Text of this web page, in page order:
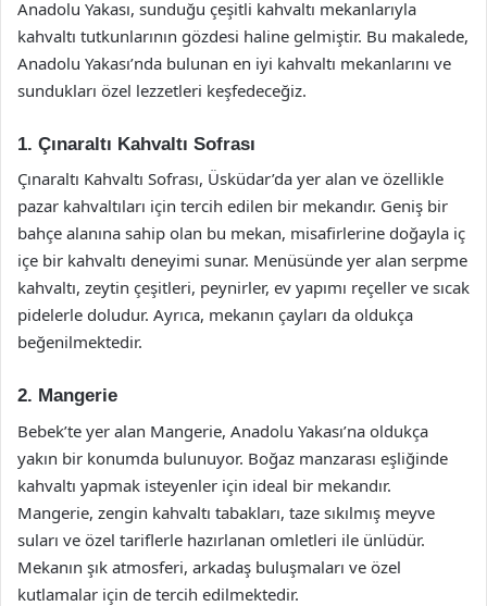
Anadolu Yakası, sunduğu çeşitli kahvaltı mekanlarıyla
kahvaltı tutkunlarının gözdesi haline gelmiştir. Bu makalede,
Anadolu Yakası’nda bulunan en iyi kahvaltı mekanlarını ve
sundukları özel lezzetleri keşfedeceğiz.
1. Çınaraltı Kahvaltı Sofrası
Çınaraltı Kahvaltı Sofrası, Üsküdar’da yer alan ve özellikle
pazar kahvaltıları için tercih edilen bir mekandır. Geniş bir
bahçe alanına sahip olan bu mekan, misafirlerine doğayla iç
içe bir kahvaltı deneyimi sunar. Menüsünde yer alan serpme
kahvaltı, zeytin çeşitleri, peynirler, ev yapımı reçeller ve sıcak
pidelerle doludur. Ayrıca, mekanın çayları da oldukça
beğenilmektedir.
2. Mangerie
Bebek’te yer alan Mangerie, Anadolu Yakası’na oldukça
yakın bir konumda bulunuyor. Boğaz manzarası eşliğinde
kahvaltı yapmak isteyenler için ideal bir mekandır.
Mangerie, zengin kahvaltı tabakları, taze sıkılmış meyve
suları ve özel tariflerle hazırlanan omletleri ile ünlüdür.
Mekanın şık atmosferi, arkadaş buluşmaları ve özel
kutlamalar için de tercih edilmektedir.